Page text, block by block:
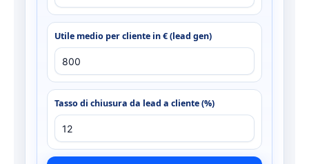
Utile medio per cliente in € (lead gen)
Tasso di chiusura da lead a cliente (%)